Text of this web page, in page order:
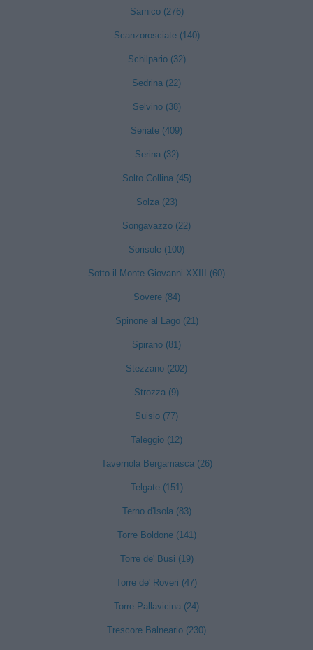
Sarnico (276)
Scanzorosciate (140)
Schilpario (32)
Sedrina (22)
Selvino (38)
Seriate (409)
Serina (32)
Solto Collina (45)
Solza (23)
Songavazzo (22)
Sorisole (100)
Sotto il Monte Giovanni XXIII (60)
Sovere (84)
Spinone al Lago (21)
Spirano (81)
Stezzano (202)
Strozza (9)
Suisio (77)
Taleggio (12)
Tavernola Bergamasca (26)
Telgate (151)
Terno d'Isola (83)
Torre Boldone (141)
Torre de' Busi (19)
Torre de' Roveri (47)
Torre Pallavicina (24)
Trescore Balneario (230)